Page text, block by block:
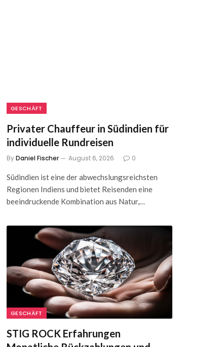
GESCHÄFT
Privater Chauffeur in Südindien für
individuelle Rundreisen
ByDaniel Fischer August 6, 2026 0
Südindien ist eine der abwechslungsreichsten
Regionen Indiens und bietet Reisenden eine
beeindruckende Kombination aus Natur,…
GESCHÄFT
STIG ROCK Erfahrungen